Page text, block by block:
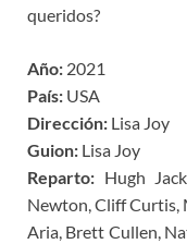
queridos?
Año: 2021
País: USA
Dirección: Lisa Joy
Guion: Lisa Joy
Reparto: Hugh
Newton, Cliff Curtis,
Aria, Brett Cullen,